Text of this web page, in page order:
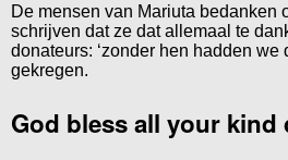
De mensen van Mariuta bedanken
schrijven dat ze dat allemaal te
donateurs: ‘zonder hen hadden we
gekregen.
God bless all your kind